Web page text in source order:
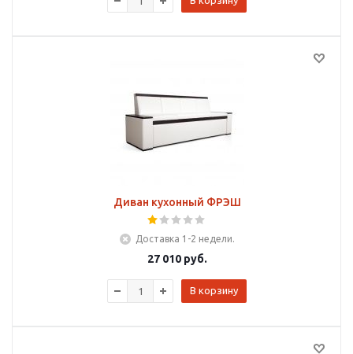
Диван кухонный ФРЭШ
Доставка 1-2 недели.
27 010руб.
В корзину